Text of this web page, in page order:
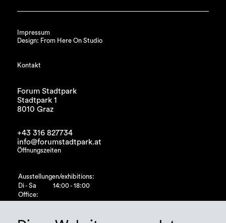
Impressum
Design: From Here On Studio
Kontakt
Forum Stadtpark
Stadtpark 1
8010 Graz
+43 316 827734
info@forumstadtpark.at
Öffnungszeiten
Ausstellungen/exhibitions:
Di - Sa
14:00 - 18:00
Office: